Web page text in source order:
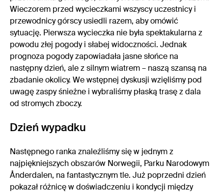
Wieczorem przed wycieczkami wszyscy uczestnicy i
przewodnicy górscy usiedli razem, aby omówić
sytuację. Pierwsza wycieczka nie była spektakularna z
powodu złej pogody i słabej widoczności. Jednak
prognoza pogody zapowiadała jasne słońce na
następny dzień, ale z silnym wiatrem – naszą szansą na
zbadanie okolicy. We wstępnej dyskusji wzięliśmy pod
uwagę zaspy śnieżne i wybraliśmy płaską trasę z dala
od stromych zboczy.
Dzień wypadku
Następnego ranka znaleźliśmy się w jednym z
najpiękniejszych obszarów Norwegii, Parku Narodowym
Ånderdalen, na fantastycznym tle. Już poprzedni dzień
pokazał różnicę w doświadczeniu i kondycji między